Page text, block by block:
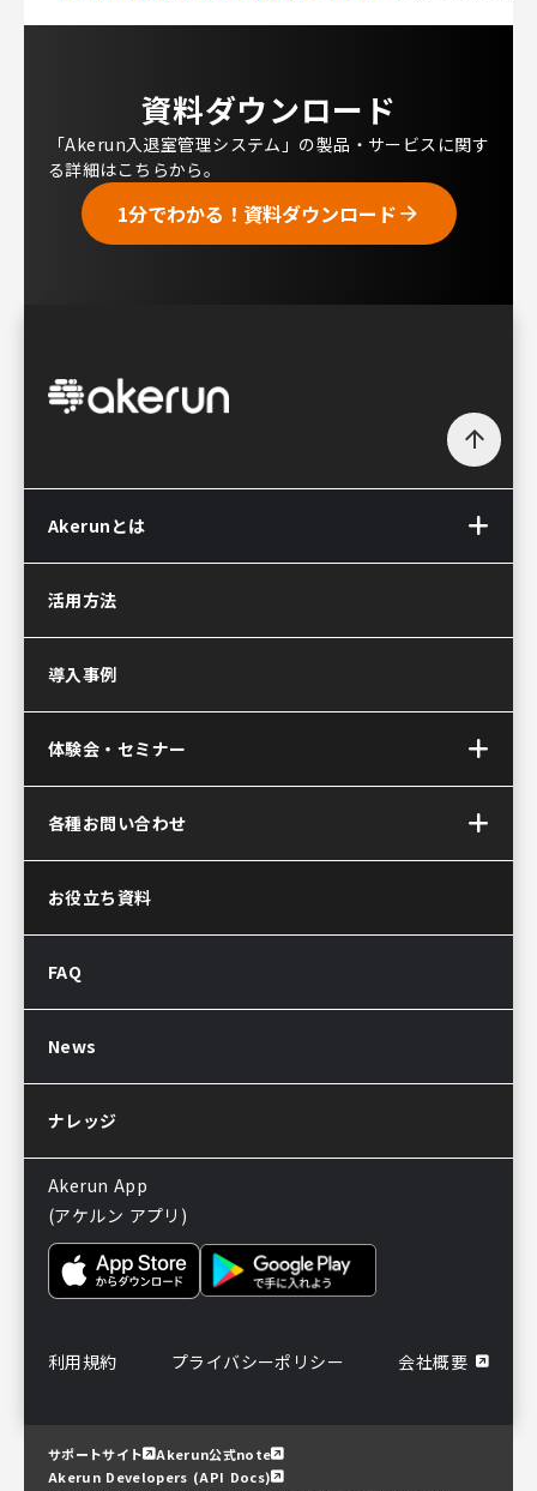
資料ダウンロード
「Akerun入退室管理システム」の製品・サービスに関す
る詳細はこちらから。
1分でわかる！資料ダウンロード arrow_forward
arrow_upward
Akerunとは
Akerun(アケルン)とは
Akerunコントローラー
Akerun Connect
(アケルンコネクト)
選ばれる理由
活用方法
導入事例
体験会・セミナー
オンラインセミナー
各種お問い合わせ
お問い合わせ
Akerunお見積り依頼
販売パートナー制度
導入後のよくある質問
お役立ち資料
FAQ
News
ナレッジ
Akerun App
(アケルン アプリ)
利用規約 プライバシーポリシー 会社概要
サポートサイト
Akerun公式note
Akerun Developers (API Docs)